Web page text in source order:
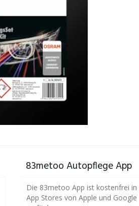
83metoo Autopflege App
Die 83metoo App ist kostenfrei in
App Stores von Apple und Google